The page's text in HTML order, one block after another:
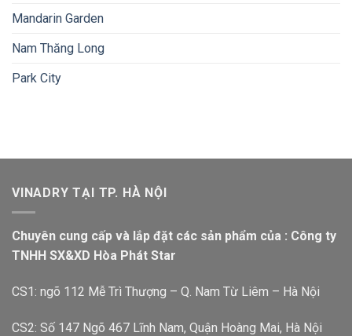
Mandarin Garden
Nam Thăng Long
Park City
VINADRY TẠI TP. HÀ NỘI
Chuyên cung cấp và lắp đặt các sản phẩm của : Công ty
TNHH SX&XD Hòa Phát Star
CS1: ngõ 112 Mễ Trì Thượng – Q. Nam Từ Liêm – Hà Nội
CS2: Số 147 Ngõ 467 Lĩnh Nam, Quận Hoàng Mai, Hà Nội